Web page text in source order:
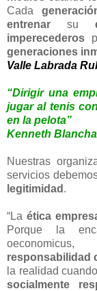
Cada
entrenar su
imperecederos
generaciones
Valle Labrada
“Dirigir una
jugar al tenis
en la pelota”
Kenneth
Nuestras
servicios
legitimidad .
“La ética
Porque la
oeconomicus,
responsabilidad
la realidad
socialmente